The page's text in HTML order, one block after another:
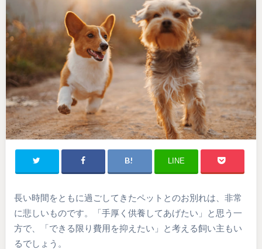
LINE
長い時間をともに過ごしてきたペットとのお別れは、非常
に悲しいものです。「手厚く供養してあげたい」と思う一
方で、「できる限り費用を抑えたい」と考える飼い主もい
るでしょう。